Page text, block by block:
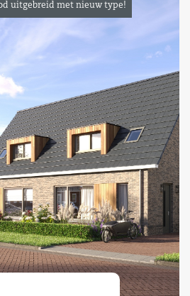
uitgebreid met nieuw type!